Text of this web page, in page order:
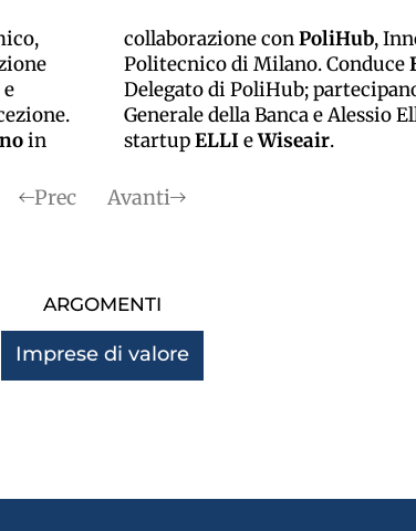
e
in
collaborazione conPoliHub,
Politecnico di Milano. Conduce
Delegato di PoliHub;
Generale della Banca e Alessio
startupELLIeWiseair.
Prec Avanti
ARGOMENTI
Imprese di valore